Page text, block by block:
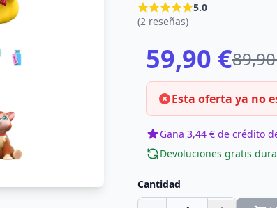
5.0
(2 reseñas)
59,90 €
Esta oferta ya no
Gana 3,44 € de crédito
Devoluciones gratis
Cantidad